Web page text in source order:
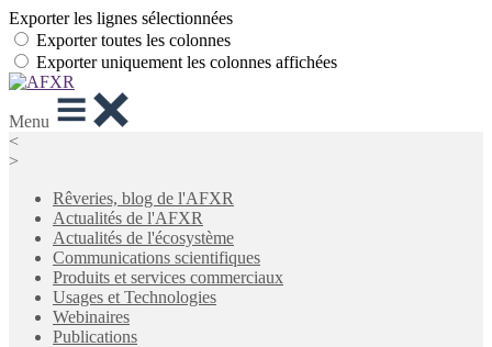
Exporter les lignes sélectionnées
Exporter toutes les colonnes
Exporter uniquement les colonnes affichées
Menu
<
>
Rêveries, blog de l'AFXR
Actualités de l'AFXR
Actualités de l'écosystème
Communications scientifiques
Produits et services commerciaux
Usages et Technologies
Webinaires
Publications